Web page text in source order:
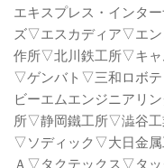
エキスプレス・インタ
ズ▽エスカディア▽エ
作所▽北川鉄工所▽キ
▽ゲンバト▽三和ロボ
ビーエムエンジニアリ
所▽静岡鐵工所▽澁谷
▽ソディック▽大日金
Ａ▽タクテックス▽タ